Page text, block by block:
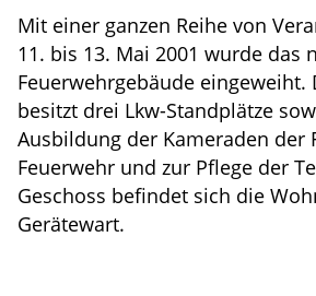
Mit einer ganzen Reihe von
11. bis 13. Mai 2001 wurde das
Feuerwehrgebäude eingeweiht.
besitzt drei Lkw-Standplätze
Ausbildung der Kameraden der
Feuerwehr und zur Pflege der
Geschoss befindet sich die
Gerätewart.